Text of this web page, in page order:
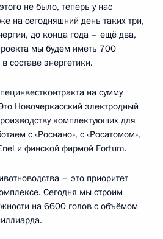
не было, теперь у нас
на сегодняшний день таких три,
до конца года – ещё два,
мы будем иметь 700
составе энергетики.
на сумму
Новочеркасский электродный
комплектующих для
с «Роснано», с «Росатомом»,
и финской фирмой Fortum.
– это приоритет
Сегодня мы строим
на 6600 голов с объёмом